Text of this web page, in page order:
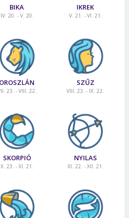
BIKA
IV. 20. - V. 20.
IKREK
V. 21. - VI. 21.
OROSZLÁN
23. - VIII. 22.
SZŰZ
VIII. 23. - IX. 22.
SKORPIÓ
X. 23. - XI. 21.
NYILAS
XI. 22. - XII. 21.